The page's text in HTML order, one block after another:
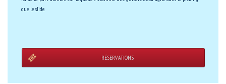
que le slide.
RÉSERVATIONS